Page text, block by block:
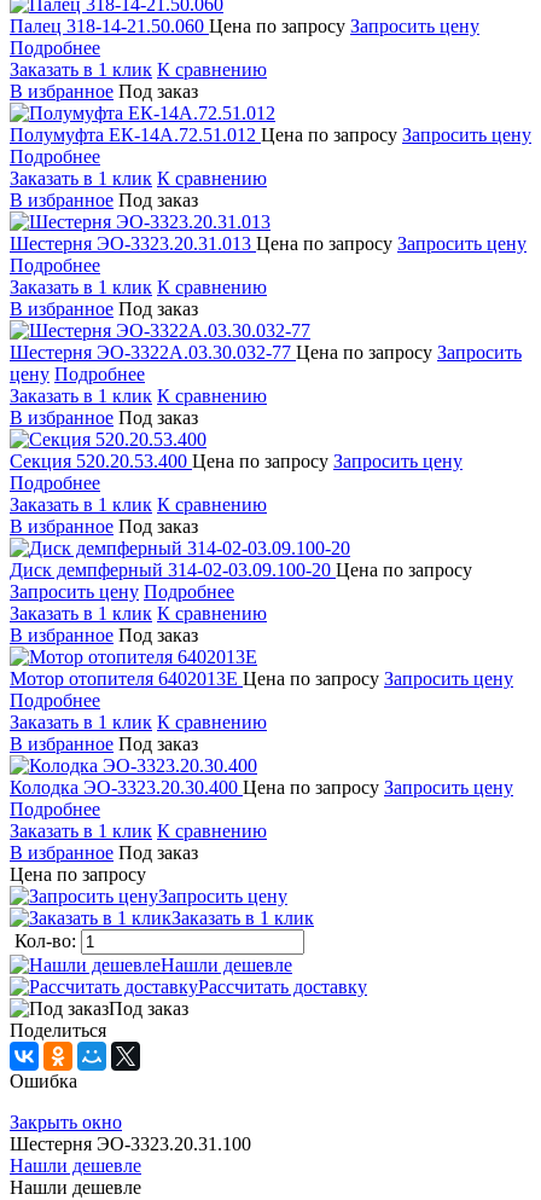
Палец 318-14-21.50.060 Цена по запросу Запросить цену
Подробнее
Заказать в 1 клик К сравнению
В избранное Под заказ
Полумуфта ЕК-14А.72.51.012 Цена по запросу Запросить цену
Подробнее
Заказать в 1 клик К сравнению
В избранное Под заказ
Шестерня ЭО-3323.20.31.013 Цена по запросу Запросить цену
Подробнее
Заказать в 1 клик К сравнению
В избранное Под заказ
Шестерня ЭО-3322А.03.30.032-77 Цена по запросу Запросить
цену Подробнее
Заказать в 1 клик К сравнению
В избранное Под заказ
Секция 520.20.53.400 Цена по запросу Запросить цену
Подробнее
Заказать в 1 клик К сравнению
В избранное Под заказ
Диск демпферный 314-02-03.09.100-20 Цена по запросу
Запросить цену Подробнее
Заказать в 1 клик К сравнению
В избранное Под заказ
Мотор отопителя 6402013E Цена по запросу Запросить цену
Подробнее
Заказать в 1 клик К сравнению
В избранное Под заказ
Колодка ЭО-3323.20.30.400 Цена по запросу Запросить цену
Подробнее
Заказать в 1 клик К сравнению
В избранное Под заказ
Цена по запросу
Запросить цену
Заказать в 1 клик
Кол-во:
Нашли дешевле
Рассчитать доставку
Под заказ
Поделиться
Ошибка
Закрыть окно
Шестерня ЭО-3323.20.31.100
Нашли дешевле
Нашли дешевле